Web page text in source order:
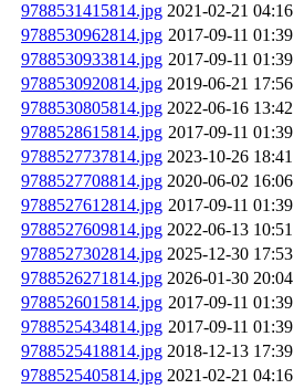
9788531415814.jpg 2021-02-21 04:16
9788530962814.jpg 2017-09-11 01:39
9788530933814.jpg 2017-09-11 01:39
9788530920814.jpg 2019-06-21 17:56
9788530805814.jpg 2022-06-16 13:42
9788528615814.jpg 2017-09-11 01:39
9788527737814.jpg 2023-10-26 18:41
9788527708814.jpg 2020-06-02 16:06
9788527612814.jpg 2017-09-11 01:39
9788527609814.jpg 2022-06-13 10:51
9788527302814.jpg 2025-12-30 17:53
9788526271814.jpg 2026-01-30 20:04
9788526015814.jpg 2017-09-11 01:39
9788525434814.jpg 2017-09-11 01:39
9788525418814.jpg 2018-12-13 17:39
9788525405814.jpg 2021-02-21 04:16